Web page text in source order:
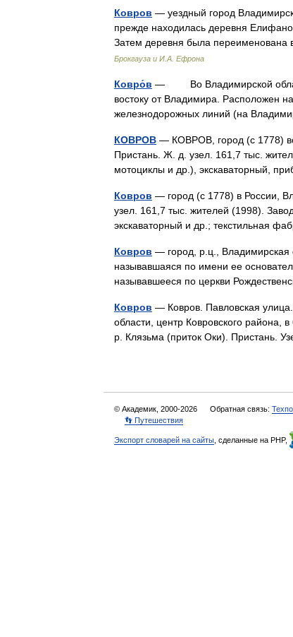
Ковров — уездный город
прежде находилась деревня
Затем деревня была
Брокгауза и И.А. Ефрона
Ковро́в — Во Владимирской
востоку от Владимира. Расположен
железнодорожных линий (на
КОВРОВ — КОВРОВ, город (с 1778)
Пристань. Ж. д. узел. 161,7 тыс.
мотоциклы и др.), экскаваторный,
Ковров — город (с 1778) в России,
узел. 161,7 тыс. жителей (1998).
экскаваторный и др.; текстильная
Ковров — город, р.ц., Владимирская
называвшаяся по имени ее
называвшееся по церкви
Ковров — Ковров. Павловская
области, центр Ковровского района,
р. Клязьма (приток Оки). Пристань.
© Академик, 2000-2026 Обратная связь:
👣 Путешествия
Экспорт словарей на сайты , сделанные на PHP,